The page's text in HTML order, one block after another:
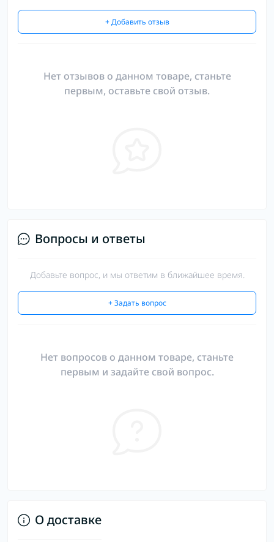
+ Добавить отзыв
Нет отзывов о данном товаре, станьте
первым, оставьте свой отзыв.
Вопросы и ответы
Добавьте вопрос, и мы ответим в ближайшее время.
+ Задать вопрос
Нет вопросов о данном товаре, станьте
первым и задайте свой вопрос.
О доставке